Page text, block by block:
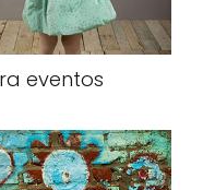
eventos